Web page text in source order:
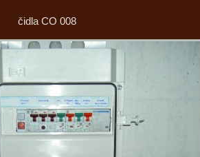
čidla CO 008